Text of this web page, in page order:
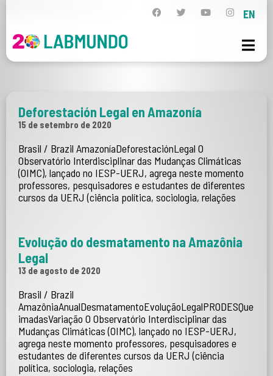
EN
Deforestación Legal en Amazonía
15 de setembro de 2020
Brasil / Brazil AmazoníaDeforestaciónLegal O
Observatório Interdisciplinar das Mudanças Climáticas
(OIMC), lançado no IESP-UERJ, agrega neste momento
professores, pesquisadores e estudantes de diferentes
cursos da UERJ (ciência política, sociologia, relações
Evolução do desmatamento na Amazônia
Legal
13 de agosto de 2020
Brasil / Brazil
AmazôniaAnualDesmatamentoEvoluçãoLegalPRODESQue
imadasVariação O Observatório Interdisciplinar das
Mudanças Climáticas (OIMC), lançado no IESP-UERJ,
agrega neste momento professores, pesquisadores e
estudantes de diferentes cursos da UERJ (ciência
política, sociologia, relações